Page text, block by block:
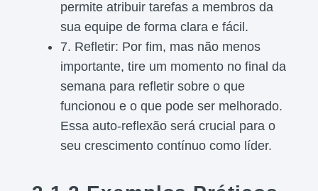
permite atribuir tarefas a membros da
sua equipe de forma clara e fácil.
7. Refletir: Por fim, mas não menos
importante, tire um momento no final da
semana para refletir sobre o que
funcionou e o que pode ser melhorado.
Essa auto-reflexão será crucial para o
seu crescimento contínuo como líder.